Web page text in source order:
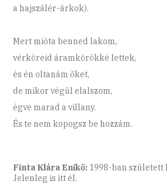
a hajszálér-árkok).
Mert mióta benned lakom,
vérköreid áramkörökké lettek,
és én oltanám őket,
de mikor végül elalszom,
égve marad a villany.
És te nem kopogsz be hozzám.
Finta Klára Enikő: 1998-ban született
Jelenleg is itt él.